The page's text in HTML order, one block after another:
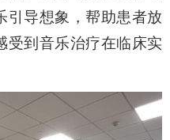
引导想象，帮助患者放
受到音乐治疗在临床实